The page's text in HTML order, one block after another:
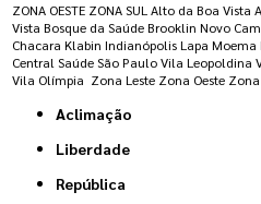
ZONA OESTE ZONA SUL Alto da Boa Vista
Vista Bosque da Saúde Brooklin Novo
Chacara Klabin Indianópolis Lapa Moema
Central Saúde São Paulo Vila Leopoldina
Vila Olímpia Zona Leste Zona Oeste Zona
Aclimação
Liberdade
República